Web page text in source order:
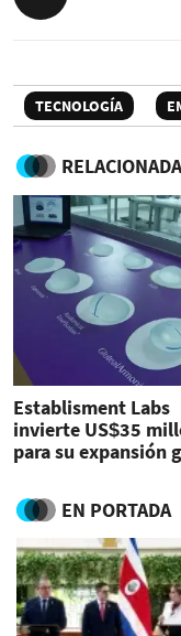
TECNOLOGÍA
Establisment Labs
invierte US$35
para su expansión
EN PORTADA